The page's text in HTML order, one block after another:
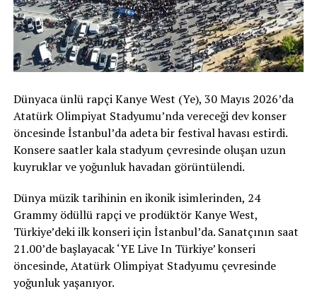
Dünyaca ünlü rapçi Kanye West (Ye), 30 Mayıs 2026’da
Atatürk Olimpiyat Stadyumu’nda vereceği dev konser
öncesinde İstanbul’da adeta bir festival havası estirdi.
Konsere saatler kala stadyum çevresinde oluşan uzun
kuyruklar ve yoğunluk havadan görüntülendi.
Dünya müzik tarihinin en ikonik isimlerinden, 24
Grammy ödüllü rapçi ve prodüktör Kanye West,
Türkiye’deki ilk konseri için İstanbul’da. Sanatçının saat
21.00’de başlayacak ‘YE Live In Türkiye’ konseri
öncesinde, Atatürk Olimpiyat Stadyumu çevresinde
yoğunluk yaşanıyor.